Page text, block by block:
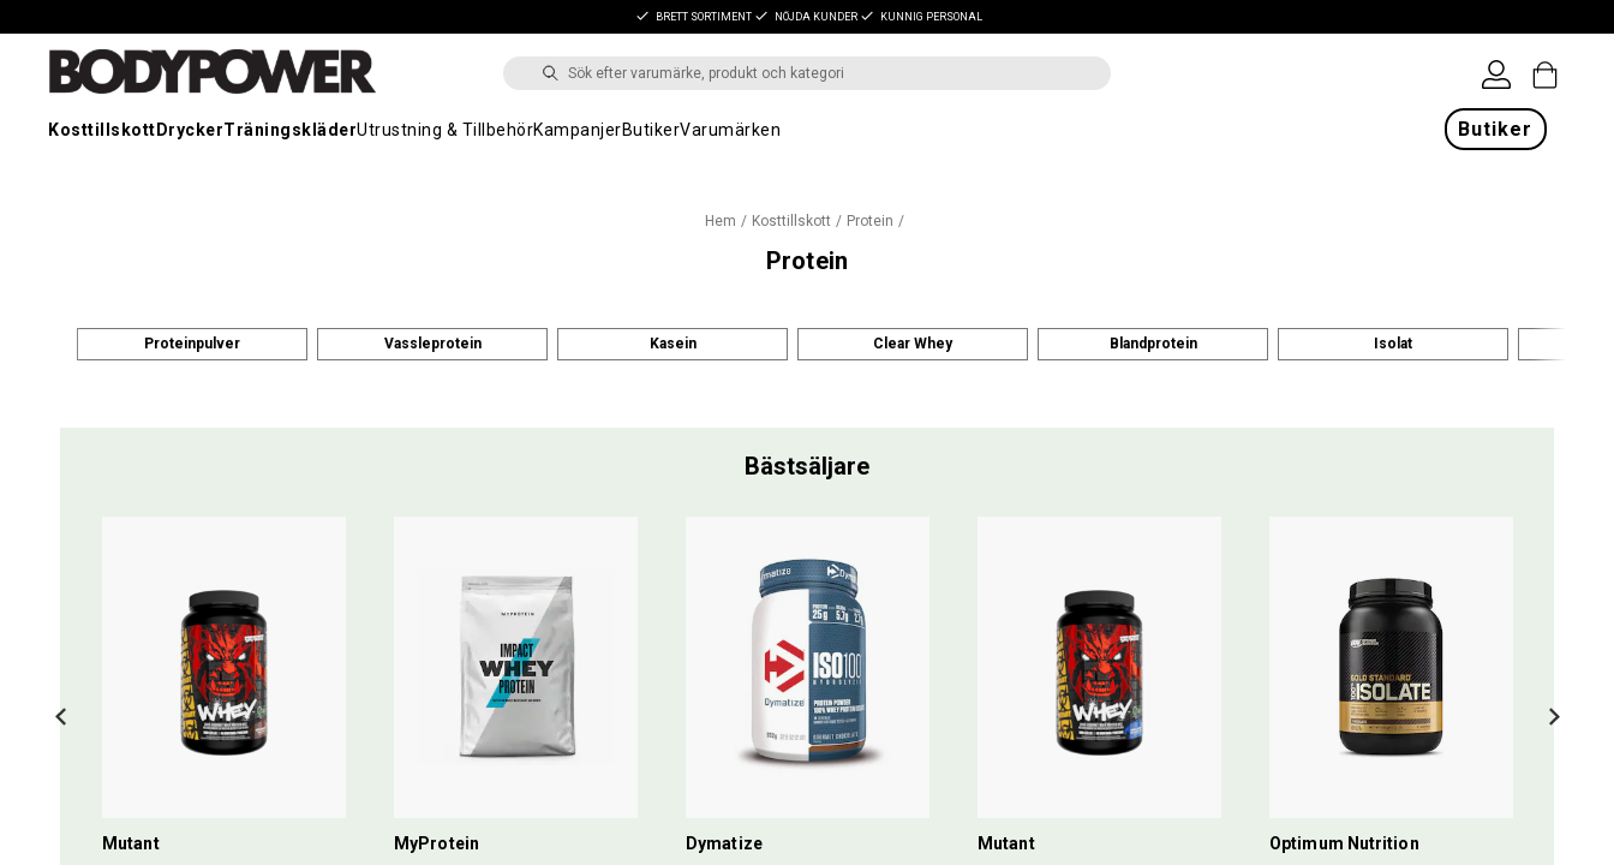
BRETT SORTIMENT NÖJDA KUNDER KUNNIG PERSONAL
KosttillskottDryckerTräningskläderUtrustning & TillbehörKampanjerButikerVarumärken Butiker
Hem Kosttillskott Protein
Protein
Proteinpulver Vassleprotein Kasein Clear Whey Blandprotein Isolat
Bästsäljare
Mutant
MyProtein
Dymatize
Mutant
Optimum Nutrition